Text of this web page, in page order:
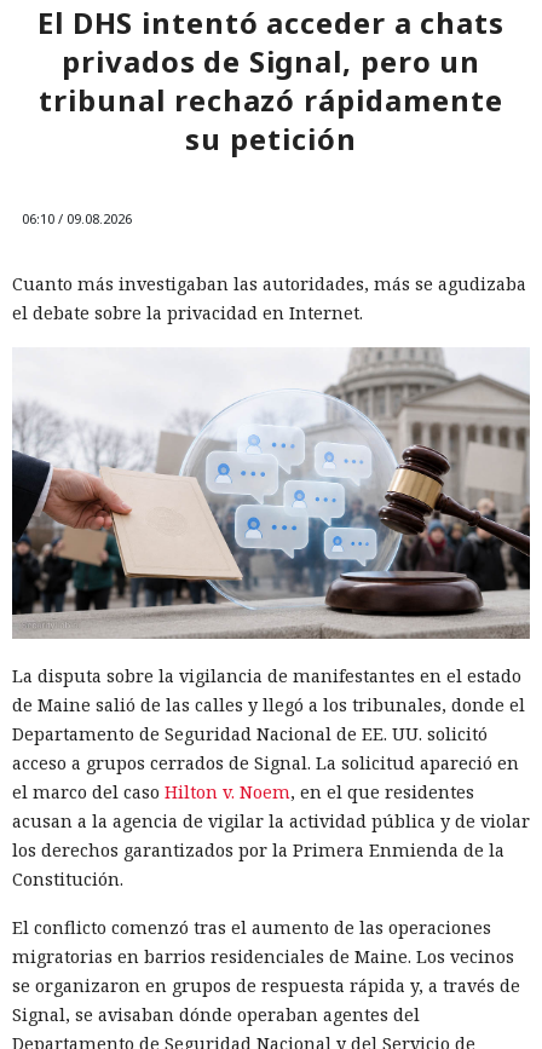
El DHS intentó acceder a chats
privados de Signal, pero un
tribunal rechazó rápidamente
su petición
06:10 / 09.08.2026
Cuanto más investigaban las autoridades, más se agudizaba
el debate sobre la privacidad en Internet.
La disputa sobre la vigilancia de manifestantes en el estado
de Maine salió de las calles y llegó a los tribunales, donde el
Departamento de Seguridad Nacional de EE. UU. solicitó
acceso a grupos cerrados de Signal. La solicitud apareció en
el marco del caso Hilton v. Noem, en el que residentes
acusan a la agencia de vigilar la actividad pública y de violar
los derechos garantizados por la Primera Enmienda de la
Constitución.
El conflicto comenzó tras el aumento de las operaciones
migratorias en barrios residenciales de Maine. Los vecinos
se organizaron en grupos de respuesta rápida y, a través de
Signal, se avisaban dónde operaban agentes del
Departamento de Seguridad Nacional y del Servicio de